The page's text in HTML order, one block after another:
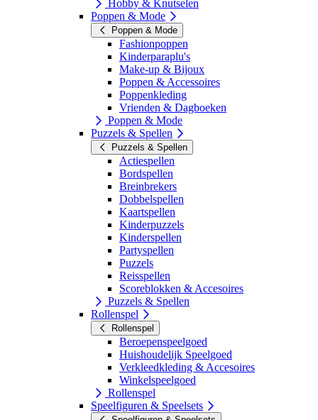
Hobby & Knutselen
Poppen & Mode
Poppen & Mode
Fashionpoppen
Kinderparaplu's
Make-up & Bijoux
Poppen & Accessoires
Poppenkleding
Vrienden & Dagboeken
Poppen & Mode
Puzzels & Spellen
Puzzels & Spellen
Actiespellen
Bordspellen
Breinbrekers
Dobbelspellen
Kaartspellen
Kinderpuzzels
Kinderspellen
Partyspellen
Puzzels
Reisspellen
Scoreblokken & Accesoires
Puzzels & Spellen
Rollenspel
Rollenspel
Beroepenspeelgoed
Huishoudelijk Speelgoed
Verkleedkleding & Accesoires
Winkelspeelgoed
Rollenspel
Speelfiguren & Speelsets